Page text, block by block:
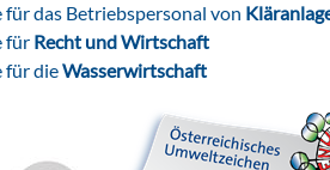
das Betriebspersonal von
für Recht und Wirtschaft
für dieWasserwirtschaft